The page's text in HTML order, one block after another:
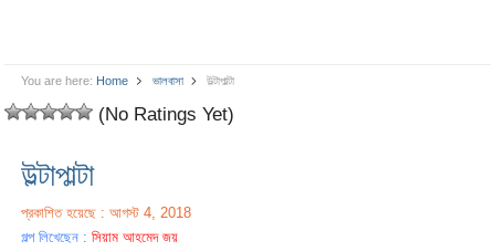
You are here: Home ভালবাসা উল্টাপাল্টা
(No Ratings Yet)
উল্টাপাল্টা
প্রকাশিত হয়েছে : আগস্ট 4, 2018
গল্প লিখেছেন :সিয়াম আহমেদ জয়